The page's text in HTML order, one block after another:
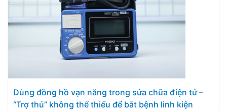
Dùng đồng hồ vạn năng trong sửa chữa điện tử –
“Trợ thủ” không thể thiếu để bắt bệnh linh kiện